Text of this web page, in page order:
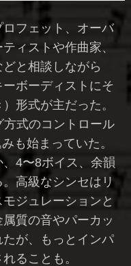
フェット、オーバ
ィストや作曲家、
と相談しながら
ボーディストにそ
形式が主だった。
式のコントロール
も始まっていた。
4〜8ボイス、余韻
高級なシンセはリ
ジュレーションと
質の音やパーカッ
が、もっとインパ
ることも。